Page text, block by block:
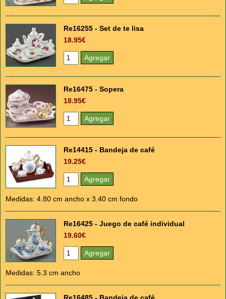
Re16255 - Set de te lisa
18.95€
Re16475 - Sopera
18.95€
Re14415 - Bandeja de café
19.25€
Medidas: 4.80 cm ancho x 3.40 cm fondo
Re16425 - Juego de café individual
19.60€
Medidas: 5.3 cm ancho